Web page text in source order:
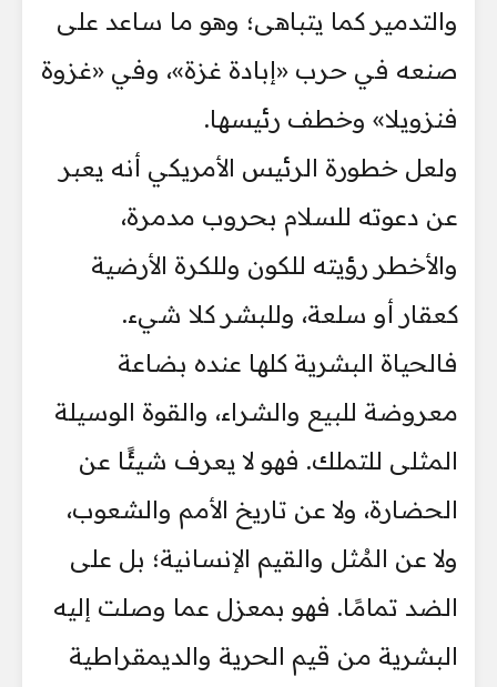
والتدمير كما يتباهى؛ وهو ما ساعد على
صنعه في حرب «إبادة غزة»، وفي «غزوة
فنزويلا» وخطف رئيسها.
ولعل خطورة الرئيس الأمريكي أنه يعبر
عن دعوته للسلام بحروب مدمرة،
والأخطر رؤيته للكون وللكرة الأرضية
كعقار أو سلعة، وللبشر كلا شيء.
فالحياة البشرية كلها عنده بضاعة
معروضة للبيع والشراء، والقوة الوسيلة
المثلى للتملك. فهو لا يعرف شيئًا عن
الحضارة، ولا عن تاريخ الأمم والشعوب،
ولا عن المُثل والقيم الإنسانية؛ بل على
الضد تمامًا. فهو بمعزل عما وصلت إليه
البشرية من قيم الحرية والديمقراطية